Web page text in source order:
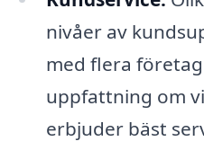
nivåer av
med flera
uppfattning om
erbjuder bäst